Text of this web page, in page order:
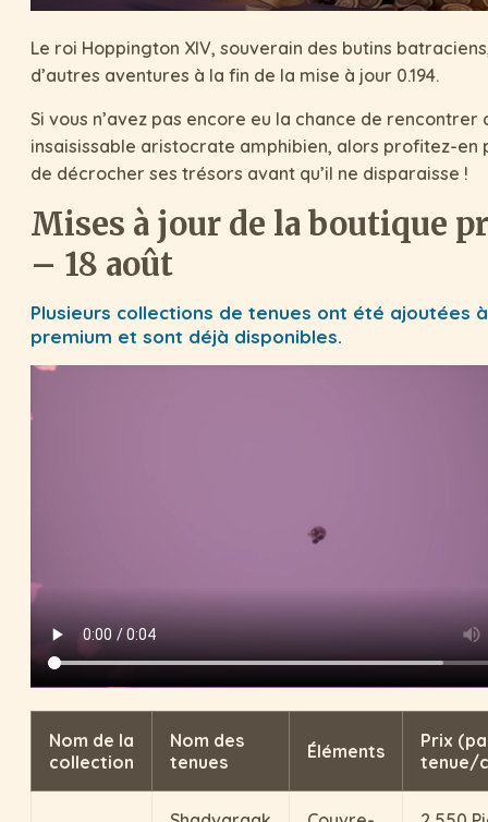
Le roi Hoppington XIV, souverain des butins
d’autres aventures à la fin de la mise à jour 0.194.
Si vous n’avez pas encore eu la chance de rencontrer
insaisissable aristocrate amphibien, alors profitez-en
de décrocher ses trésors avant qu’il ne disparaisse !
Mises à jour de la boutique
– 18 août
Plusieurs collections de tenues ont été ajoutées
premium et sont déjà disponibles.
Nom de la
collection
Nom des
tenues
Éléments
Prix
tenue/